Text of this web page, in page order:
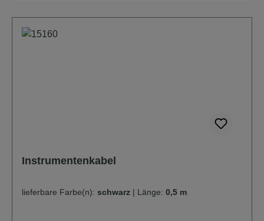
Instrumentenkabel
lieferbare Farbe(n): schwarz | Länge: 0,5 m